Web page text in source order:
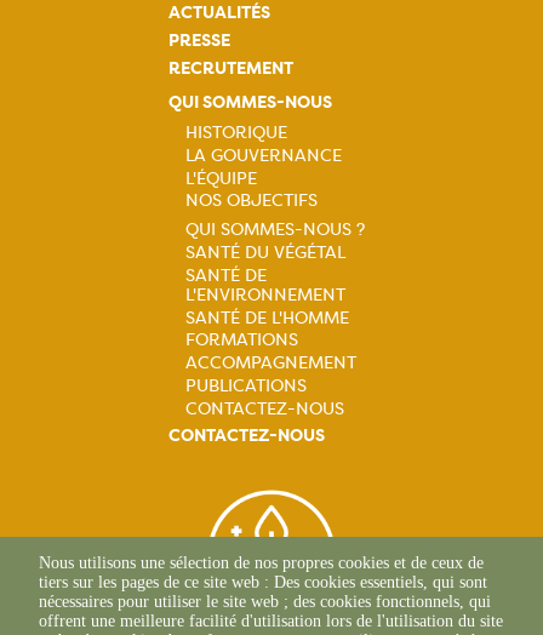
ACTUALITÉS
PRESSE
RECRUTEMENT
QUI SOMMES-NOUS
Navigation
principale
HISTORIQUE
LA GOUVERNANCE
L'ÉQUIPE
NOS OBJECTIFS
Navigation
principale
QUI SOMMES-NOUS ?
SANTÉ DU VÉGÉTAL
SANTÉ DE
L'ENVIRONNEMENT
SANTÉ DE L'HOMME
FORMATIONS
ACCOMPAGNEMENT
PUBLICATIONS
CONTACTEZ-NOUS
CONTACTEZ-NOUS
Nous utilisons une sélection de nos propres cookies et de ceux de
tiers sur les pages de ce site web : Des cookies essentiels, qui sont
nécessaires pour utiliser le site web ; des cookies fonctionnels, qui
offrent une meilleure facilité d'utilisation lors de l'utilisation du site